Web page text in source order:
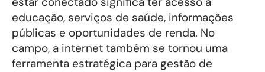
educação, serviços de saúde, informações
públicas e oportunidades de renda. No
campo, a internet também se tornou uma
ferramenta estratégica para gestão de